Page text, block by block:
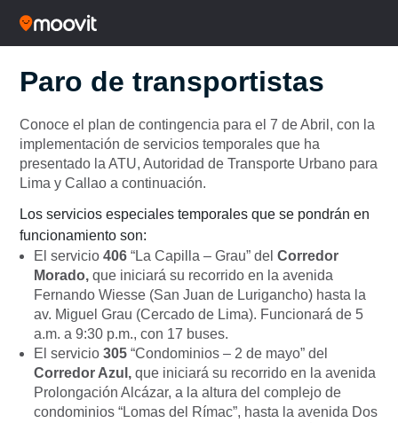
Paro de transportistas
Conoce el plan de contingencia para el 7 de Abril, con la
implementación de servicios temporales que ha
presentado la ATU, Autoridad de Transporte Urbano para
Lima y Callao a continuación.
Los servicios especiales temporales que se pondrán en
funcionamiento son:
El servicio 406 “La Capilla – Grau” del Corredor
Morado, que iniciará su recorrido en la avenida
Fernando Wiesse (San Juan de Lurigancho) hasta la
av. Miguel Grau (Cercado de Lima). Funcionará de 5
a.m. a 9:30 p.m., con 17 buses.
El servicio 305 “Condominios – 2 de mayo” del
Corredor Azul, que iniciará su recorrido en la avenida
Prolongación Alcázar, a la altura del complejo de
condominios “Lomas del Rímac”, hasta la avenida Dos